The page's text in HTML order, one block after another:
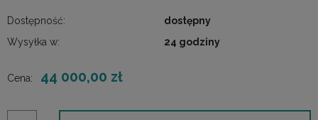
Dostępność:
dostępny
Wysyłka w:
24 godziny
Cena: 44 000,00 zł